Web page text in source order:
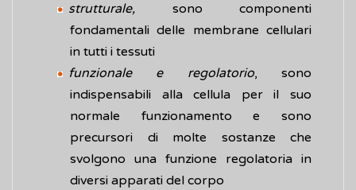
strutturale, sono componenti
fondamentali delle membrane cellulari
in tutti i tessuti
funzionale e regolatorio, sono
indispensabili alla cellula per il suo
normale funzionamento e sono
precursori di molte sostanze che
svolgono una funzione regolatoria in
diversi apparati del corpo